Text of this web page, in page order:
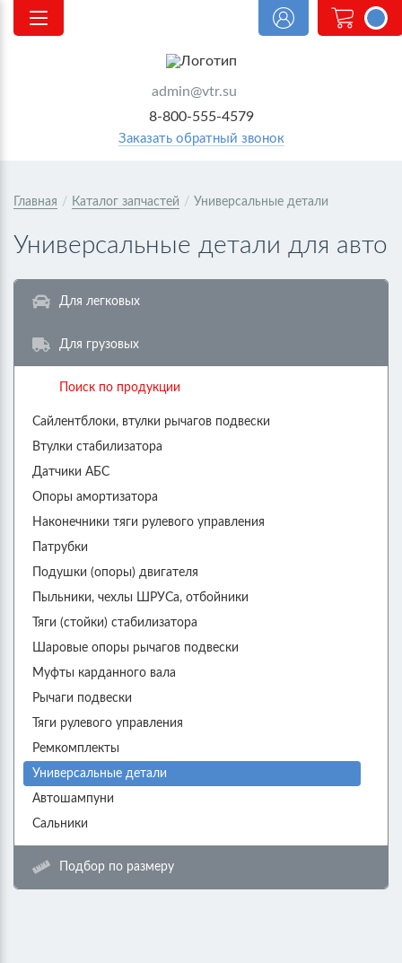
admin@vtr.su
8-800-555-4579
Заказать обратный звонок
<@
|| 0 @>
Главная / Каталог запчастей / Универсальные детали
Универсальные детали для авто
Для легковых
Для грузовых
Поиск по продукции
Сайлентблоки, втулки рычагов подвески
Втулки стабилизатора
Датчики АБС
Опоры амортизатора
Наконечники тяги рулевого управления
Патрубки
Подушки (опоры) двигателя
Пыльники, чехлы ШРУСа, отбойники
Тяги (стойки) стабилизатора
Шаровые опоры рычагов подвески
Муфты карданного вала
Рычаги подвески
Тяги рулевого управления
Ремкомплекты
Универсальные детали
Автошампуни
Сальники
Подбор по размеру